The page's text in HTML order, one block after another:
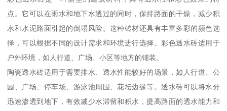
点。它可以在雨水和地下水透过的同时，保持路面的干燥，减少积
水和水泥路面引起的倒塌风险。这种砖材还具有丰富多彩的颜色选
择，可以根据不同的设计需求和环境进行选择。彩色透水砖适用于
户外环境，如人行道、广场、小区等地方的铺装。
陶瓷透水砖适用于需要排水、透水性能较好的场景，如人行道、公
园、广场、停车场、游泳池周围、花坛边缘等。透水砖可以将水分
迅速渗透到地下，有效减少水滞留和积水，提高路面的透水能力和